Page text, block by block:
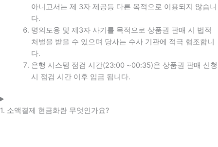
아니고서는 제 3자 제공등 다른 목적으로 이용되지 않습니
다.
명의도용 및 제3자 사기를 목적으로 상품권 판매 시 법적
처벌을 받을 수 있으며 당사는 수사 기관에 적극 협조합니
다.
은행 시스템 점검 시간(23:00 ~00:35)은 상품권 판매 신청
시 점검 시간 이후 입금 됩니다.
1. 소액결제 현금화란 무엇인가요?